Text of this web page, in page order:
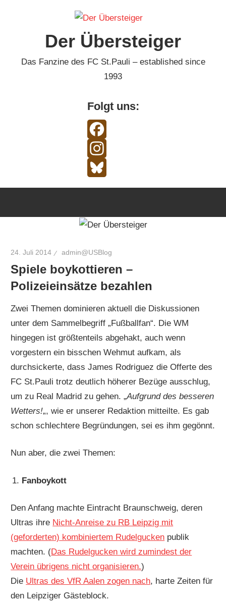
Der Übersteiger
Das Fanzine des FC St.Pauli – established since
1993
Folgt uns:
Bluesky
24. Juli 2014 admin@USBlog
Spiele boykottieren –
Polizeieinsätze bezahlen
Zwei Themen dominieren aktuell die Diskussionen
unter dem Sammelbegriff „Fußballfan“. Die WM
hingegen ist größtenteils abgehakt, auch wenn
vorgestern ein bisschen Wehmut aufkam, als
durchsickerte, dass James Rodriguez die Offerte des
FC St.Pauli trotz deutlich höherer Bezüge ausschlug,
um zu Real Madrid zu gehen. „Aufgrund des besseren
Wetters!„, wie er unserer Redaktion mitteilte. Es gab
schon schlechtere Begründungen, sei es ihm gegönnt.
Nun aber, die zwei Themen:
Fanboykott
Den Anfang machte Eintracht Braunschweig, deren
Ultras ihre Nicht-Anreise zu RB Leipzig mit
(geforderten) kombiniertem Rudelgucken publik
machten. (Das Rudelgucken wird zumindest der
Verein übrigens nicht organisieren.)
Die Ultras des VfR Aalen zogen nach, harte Zeiten für
den Leipziger Gästeblock.